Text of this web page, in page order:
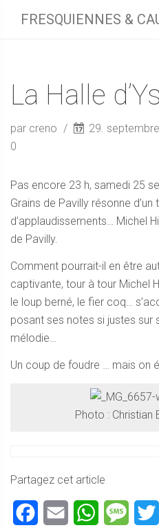
FRESQUIENNES &
La Halle
par creno 29.
0
Pas encore 23 h, samedi 25
Grains de Pavilly résonne d’un
d’applaudissements… Michel
de Pavilly.
Comment pourrait-il en être
captivante, tour à tour Michel
le loup berné, le fier coq…
posant ses notes si justes sur
mélodie…
Un coup de foudre … mais on
Photo : Christian
Partagez cet article
Facebook
Email WhatsApp